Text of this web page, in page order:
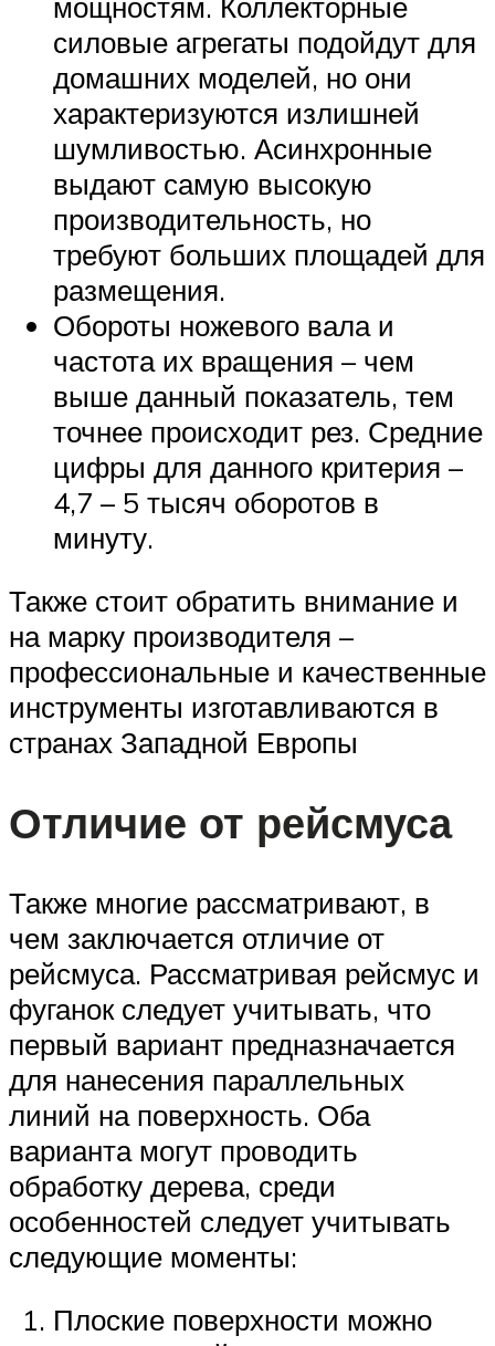
силовые агрегаты подойдут для
домашних моделей, но они
характеризуются излишней
шумливостью. Асинхронные
выдают самую высокую
производительность, но
требуют больших площадей для
размещения.
Обороты ножевого вала и
частота их вращения – чем
выше данный показатель, тем
точнее происходит рез. Средние
цифры для данного критерия –
4,7 – 5 тысяч оборотов в
минуту.
Также стоит обратить внимание и
на марку производителя –
профессиональные и качественные
инструменты изготавливаются в
странах Западной Европы
Отличие от рейсмуса
Также многие рассматривают, в
чем заключается отличие от
рейсмуса. Рассматривая рейсмус и
фуганок следует учитывать, что
первый вариант предназначается
для нанесения параллельных
линий на поверхность. Оба
варианта могут проводить
обработку дерева, среди
особенностей следует учитывать
следующие моменты:
Плоские поверхности можно